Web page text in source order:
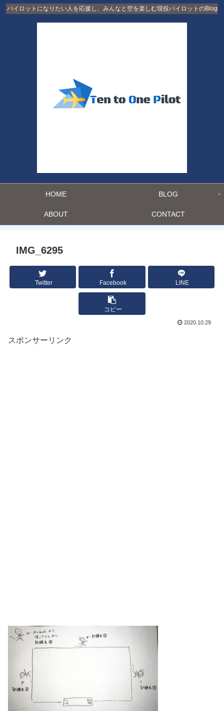
パイロットになりたい人を応援し、みんなと空を楽しむ現役パイロットのBlog
HOME BLOG
ABOUT CONTACT
IMG_6295
Twitter Facebook LINE
コピー
2020.10.29
スポンサーリンク